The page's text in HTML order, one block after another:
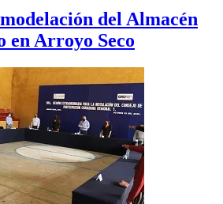
del Almacén
en Arroyo Seco